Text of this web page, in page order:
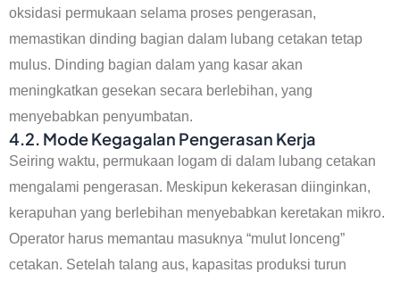
oksidasi permukaan selama proses pengerasan,
memastikan dinding bagian dalam lubang cetakan tetap
mulus. Dinding bagian dalam yang kasar akan
meningkatkan gesekan secara berlebihan, yang
menyebabkan penyumbatan.
4.2. Mode Kegagalan Pengerasan Kerja
Seiring waktu, permukaan logam di dalam lubang cetakan
mengalami pengerasan. Meskipun kekerasan diinginkan,
kerapuhan yang berlebihan menyebabkan keretakan mikro.
Operator harus memantau masuknya “mulut lonceng”
cetakan. Setelah talang aus, kapasitas produksi turun